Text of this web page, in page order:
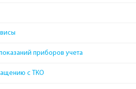
приборов учета
с ТКО